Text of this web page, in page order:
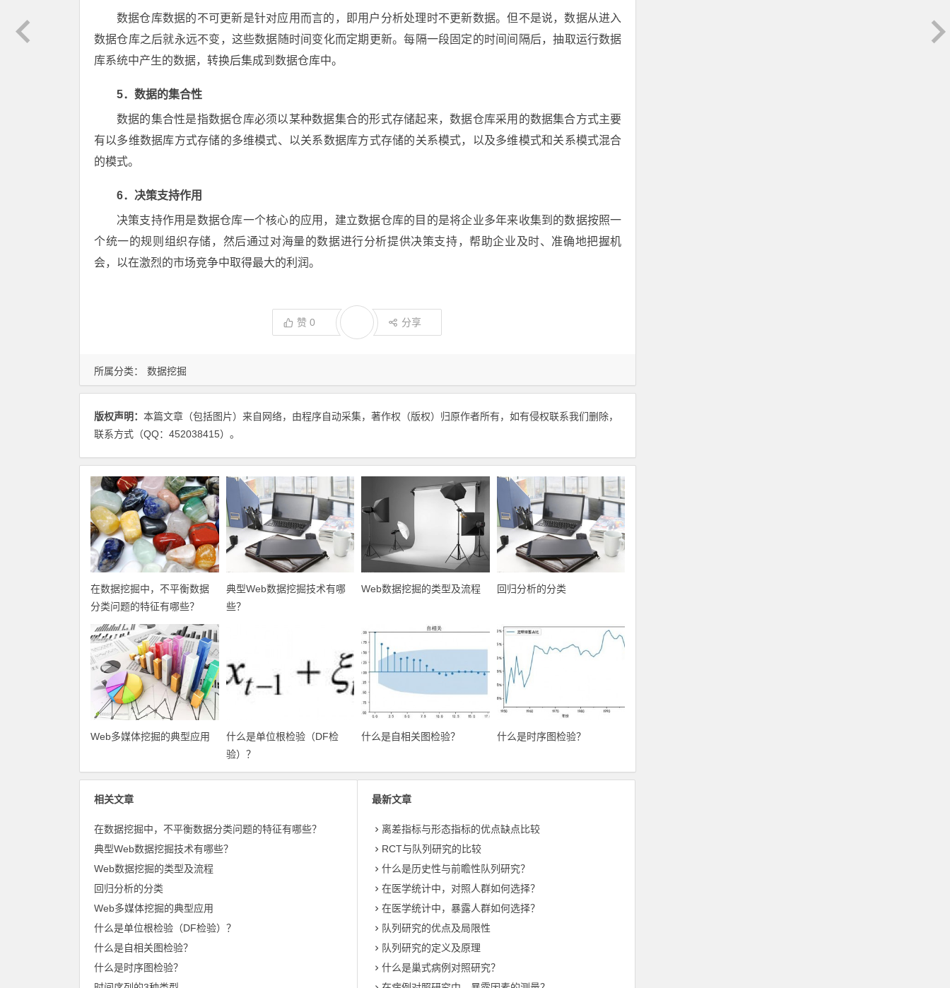
数据仓库数据的不可更新是针对应用而言的，即用户分析处理时不更新数据。但不是说，数据从进入
数据仓库之后就永远不变，这些数据随时间变化而定期更新。每隔一段固定的时间间隔后，抽取运行数据
库系统中产生的数据，转换后集成到数据仓库中。
5．数据的集合性
数据的集合性是指数据仓库必须以某种数据集合的形式存储起来，数据仓库采用的数据集合方式主要
有以多维数据库方式存储的多维模式、以关系数据库方式存储的关系模式，以及多维模式和关系模式混合
的模式。
6．决策支持作用
决策支持作用是数据仓库一个核心的应用，建立数据仓库的目的是将企业多年来收集到的数据按照一
个统一的规则组织存储，然后通过对海量的数据进行分析提供决策支持，帮助企业及时、准确地把握机
会，以在激烈的市场竞争中取得最大的利润。
赞 0 分享
所属分类： 数据挖掘
版权声明： 本篇文章（包括图片）来自网络，由程序自动采集，著作权（版权）归原作者所有，如有侵权联系我们删除，
联系方式（QQ：452038415）。
在数据挖掘中，不平衡数据
分类问题的特征有哪些？
典型Web数据挖掘技术有哪
些？
Web数据挖掘的类型及流程 回归分析的分类
Web多媒体挖掘的典型应用
什么是单位根检验（DF检
验）？
什么是自相关图检验？ 什么是时序图检验？
相关文章
在数据挖掘中，不平衡数据分类问题的特征有哪些？
典型Web数据挖掘技术有哪些？
Web数据挖掘的类型及流程
回归分析的分类
Web多媒体挖掘的典型应用
什么是单位根检验（DF检验）？
什么是自相关图检验？
什么是时序图检验？
最新文章
离差指标与形态指标的优点缺点比较
RCT与队列研究的比较
什么是历史性与前瞻性队列研究？
在医学统计中，对照人群如何选择？
在医学统计中，暴露人群如何选择？
队列研究的优点及局限性
队列研究的定义及原理
什么是巢式病例对照研究？